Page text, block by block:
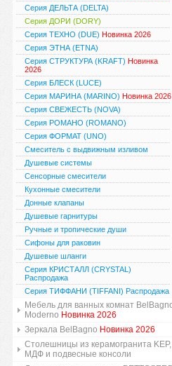
Серия ДЕЛЬТА (DELTA)
Серия ДОРИ (DORY)
Серия ТЕХНО (DUE) Новинка 2026
Серия ЭТНА (ETNA)
Серия СТРУКТУРА (KRAFT) Новинка
2026
Серия БЛЕСК (LUCE)
Серия МАРИНА (MARINO) Новинка 2026
Серия СВЕЖЕСТЬ (NOVA)
Серия РОМАНО (ROMANO)
Серия ФОРМАТ (UNO)
Смеситель с выдвижным изливом
Душевые системы
Сенсорные смесители
Кухонные смесители
Донные клапаны
Душевые гарнитуры
Ручные и тропические души
Сифоны для раковин
Душевые шланги
Серия КРИСТАЛЛ (CRYSTAL)
Распродажа
Серия ТИФФАНИ (TIFFANI) Распродажа
Мебель для ванных комнат
Moderno Новинка 2026
Зеркала BelBagno Новинка 2026
Столешницы из керамогранита KEP,
МДФ и подвесные консоли